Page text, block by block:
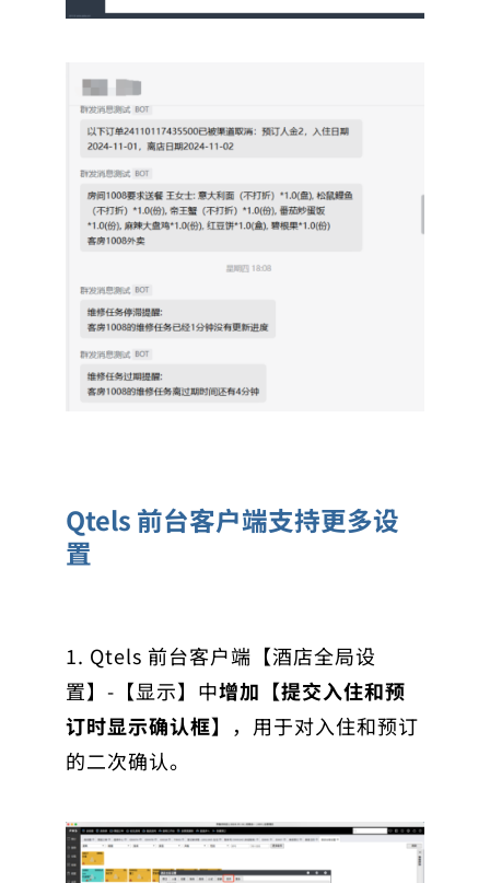
Qtels 前台客户端支持更多设
置
1. Qtels 前台客户端【酒店全局设
置】-【显示】中增加【提交入住和预
订时显示确认框】 ，用于对入住和预订
的二次确认。